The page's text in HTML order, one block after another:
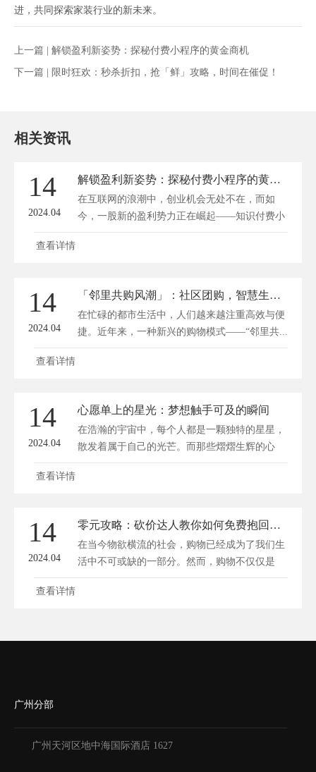
进，共同探索家装行业的新未来。
上一篇 | 解锁盈利新姿势：探秘付费小程序的黄金商机
下一篇 | 限时狂欢：秒杀折扣，抢「鲜」攻略，时间在催促！
相关资讯
14
2024.04
解锁盈利新姿势：探秘付费小程序的黄金商机
在互联网的浪潮中，创业机会无处不在，而如
今，一股新的盈利势力正在崛起——知识付费小
程序...
查看详情
14
2024.04
「邻里共购风潮」：社区团购，智慧生活新时尚
在忙碌的都市生活中，人们越来越注重高效与便
捷。近年来，一种新兴的购物模式——“邻里共...
查看详情
14
2024.04
心愿单上的星光：梦想触手可及的瞬间
在浩瀚的宇宙中，每个人都是一颗独特的星星，
散发着属于自己的光芒。而那些熠熠生辉的心
愿...
查看详情
14
2024.04
零元攻略：砍价达人教你如何免费抱回家！
在当今物欲横流的社会，购物已经成为了我们生
活中不可或缺的一部分。然而，购物不仅仅是
一...
查看详情
广州分部
广州天河区地中海国际酒店 1627